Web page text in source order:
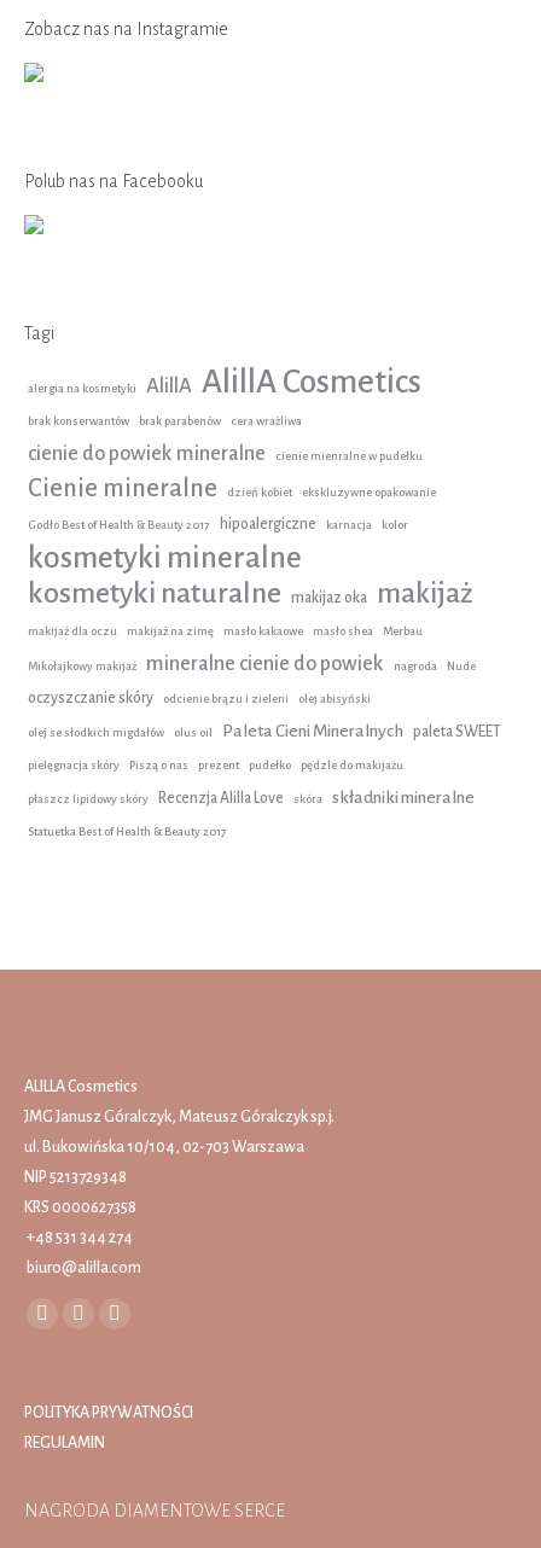
Zobacz nas na Instagramie
Polub nas na Facebooku
Tagi
alergia na kosmetyki AlillA AlillA Cosmetics
brak konserwantów brak parabenów cera wrażliwa
cienie do powiek mineralne cienie mienralne w pudełku
Cienie mineralne dzień kobiet ekskluzywne opakowanie
Godło Best of Health & Beauty 2017 hipoalergiczne karnacja kolor
kosmetyki mineralne
kosmetyki naturalne makijaz oka makijaż
makijaż dla oczu makijaż na zimę masło kakaowe masło shea Merbau
Mikołajkowy makijaż mineralne cienie do powiek nagroda Nude
oczyszczanie skóry odcienie brązu i zieleni olej abisyński
olej se słodkich migdałów olus oil Paleta Cieni Mineralnych paleta SWEET
pielęgnacja skóry Piszą o nas prezent pudełko pędzle do makijażu
płaszcz lipidowy skóry Recenzja Alilla Love skóra składniki mineralne
Statuetka Best of Health & Beauty 2017
ALILLA Cosmetics
JMG Janusz Góralczyk, Mateusz Góralczyk sp.j.
ul. Bukowińska 10/104, 02-703 Warszawa
NIP 5213729348
KRS 0000627358
+48 531 344 274
biuro@alilla.com
Find us on:
in
new
in
new
in
POLITYKA PRYWATNOŚCI
REGULAMIN
NAGRODA DIAMENTOWE SERCE